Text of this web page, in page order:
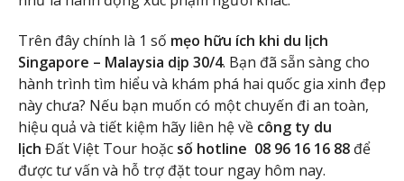
Trên đây chính là 1 số mẹo hữu ích khi du lịch
Singapore – Malaysia dịp 30/4. Bạn đã sẵn sàng cho
hành trình tìm hiểu và khám phá hai quốc gia xinh đẹp
này chưa? Nếu bạn muốn có một chuyến đi an toàn,
hiệu quả và tiết kiệm hãy liên hệ về công ty du
lịch Đất Việt Tour hoặc số hotline 08 96 16 16 88 để
được tư vấn và hỗ trợ đặt tour ngay hôm nay.